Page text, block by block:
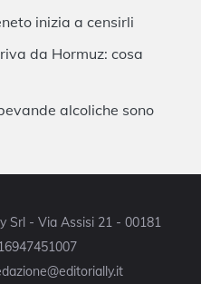
inizia a censirli
da Hormuz: cosa
alcoliche sono
Srl - Via Assisi 21 - 00181